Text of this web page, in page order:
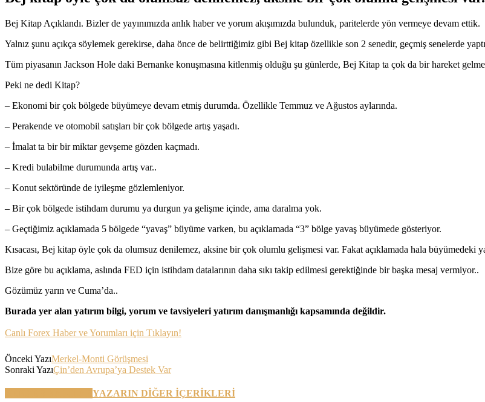
Bej Kitap Açıklandı. Bizler de yayınımızda anlık haber ve yorum akışımızda bulunduk, paritelerde yön vermeye devam ettik.
Yalnız şunu açıkça söylemek gerekirse, daha önce de belirttiğimiz gibi Bej kitap özellikle son 2 senedir, geçmiş senelerde
Tüm piyasanın Jackson Hole daki Bernanke konuşmasına kitlenmiş olduğu şu günlerde, Bej Kitap ta çok da bir hareket
Peki ne dedi Kitap?
– Ekonomi bir çok bölgede büyümeye devam etmiş durumda. Özellikle Temmuz ve Ağustos aylarında.
– Perakende ve otomobil satışları bir çok bölgede artış yaşadı.
– İmalat ta bir bir miktar gevşeme gözden kaçmadı.
– Kredi bulabilme durumunda artış var..
– Konut sektöründe de iyileşme gözlemleniyor.
– Bir çok bölgede istihdam durumu ya durgun ya gelişme içinde, ama daralma yok.
– Geçtiğimiz açıklamada 5 bölgede “yavaş” büyüme varken, bu açıklamada “3” bölge yavaş büyümede gösteriyor.
Kısacası, Bej kitap öyle çok da olumsuz denilemez, aksine bir çok olumlu gelişmesi var. Fakat açıklamada hala büyümedeki
Bize göre bu açıklama, aslında FED için istihdam datalarının daha sıkı takip edilmesi gerektiğinde bir başka mesaj vermiyor..
Gözümüz yarın ve Cuma’da..
Burada yer alan yatırım bilgi, yorum ve tavsiyeleri yatırım danışmanlığı kapsamında değildir.
Canlı Forex Haber ve Yorumları için Tıklayın!
Önceki YazıMerkel-Monti Görüşmesi
Sonraki YazıÇin’den Avrupa’ya Destek Var
YAZARIN DİĞER İÇERİKLERİ